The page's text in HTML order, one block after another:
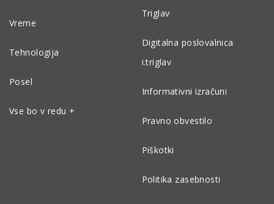
Vreme
Tehnologija
Posel
Vse bo v redu +
Triglav
Digitalna poslovalnica
i.triglav
Informativni izračuni
Pravno obvestilo
Piškotki
Politika zasebnosti